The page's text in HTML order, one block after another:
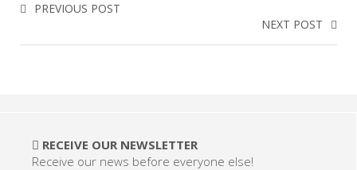
PREVIOUS POST
NEXT POST
RECEIVE OUR NEWSLETTER
Receive our news before everyone else!